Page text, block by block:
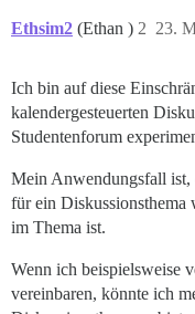
Ethsim2 (Ethan ) 23.
2
Ich bin auf diese
kalendergesteuerten
Studentenforum
Mein Anwendungsfall ist,
für ein Diskussionsthema
im Thema ist.
Wenn ich beispielsweise
vereinbaren, könnte ich